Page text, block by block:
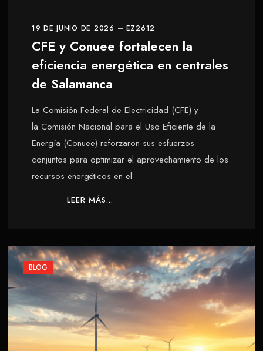
19 DE JUNIO DE 2026 EZ2612
CFE y Conuee fortalecen la
eficiencia energética en centrales
de Salamanca
La Comisión Federal de Electricidad (CFE) y
la Comisión Nacional para el Uso Eficiente de la
Energía (Conuee) reforzaron sus esfuerzos
conjuntos para optimizar el aprovechamiento de los
recursos energéticos en el
LEER MÁS...
BLOG